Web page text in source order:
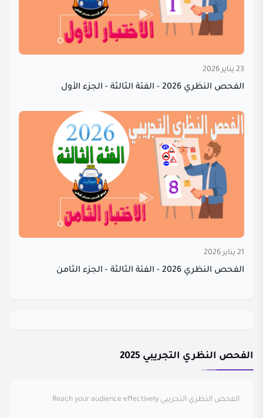
23 يناير 2026
الفحص النظري 2026 - الفئة الثالثة - الجزء الأول
21 يناير 2026
الفحص النظري 2026 - الفئة الثالثة - الجزء الثامن
الفحص النظري التجريبي 2025
الفحص النظري التجريبي Reach your audience effectively